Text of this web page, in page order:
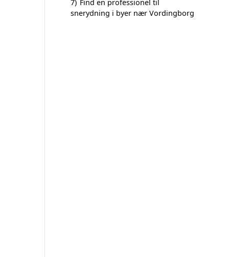
7) Find en professionel til
snerydning i byer nær Vordingborg